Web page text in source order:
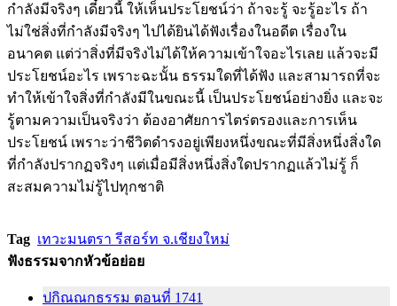
กำลังมีจริงๆ เดี๋ยวนี้ ให้เห็นประโยชน์ว่า ถ้าจะรู้ จะรู้อะไร ถ้า
ไม่ใช่สิ่งที่กำลังมีจริงๆ ไปได้ยินได้ฟังเรื่องในอดีต เรื่องใน
อนาคต แต่ว่าสิ่งที่มีจริงไม่ได้ให้ความเข้าใจอะไรเลย แล้วจะมี
ประโยชน์อะไร เพราะฉะนั้น ธรรมใดที่ได้ฟัง และสามารถที่จะ
ทำให้เข้าใจสิ่งที่กำลังมีในขณะนี้ เป็นประโยชน์อย่างยิ่ง และจะ
รู้ตามความเป็นจริงว่า ต้องอาศัยการไตร่ตรองและการเห็น
ประโยชน์ เพราะว่าชีวิตดำรงอยู่เพียงหนึ่งขณะที่มีสิ่งหนึ่งสิ่งใด
ที่กำลังปรากฏจริงๆ แต่เมื่อมีสิ่งหนึ่งสิ่งใดปรากฏแล้วไม่รู้ ก็
สะสมความไม่รู้ไปทุกชาติ
Tag เทวะมนตรา รีสอร์ท จ.เชียงใหม่
ฟังธรรมจากหัวข้อย่อย
ปกิณณกธรรม ตอนที่ 1741